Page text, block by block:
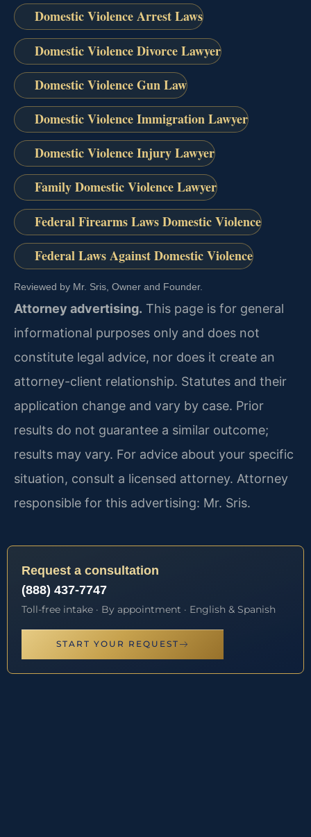
Domestic Violence Arrest Laws
Domestic Violence Divorce Lawyer
Domestic Violence Gun Law
Domestic Violence Immigration Lawyer
Domestic Violence Injury Lawyer
Family Domestic Violence Lawyer
Federal Firearms Laws Domestic Violence
Federal Laws Against Domestic Violence
Reviewed by Mr. Sris, Owner and Founder.
Attorney advertising. This page is for general
informational purposes only and does not
constitute legal advice, nor does it create an
attorney-client relationship. Statutes and their
application change and vary by case. Prior
results do not guarantee a similar outcome;
results may vary. For advice about your specific
situation, consult a licensed attorney. Attorney
responsible for this advertising: Mr. Sris.
Request a consultation
(888) 437-7747
Toll-free intake · By appointment · English & Spanish
START YOUR REQUEST